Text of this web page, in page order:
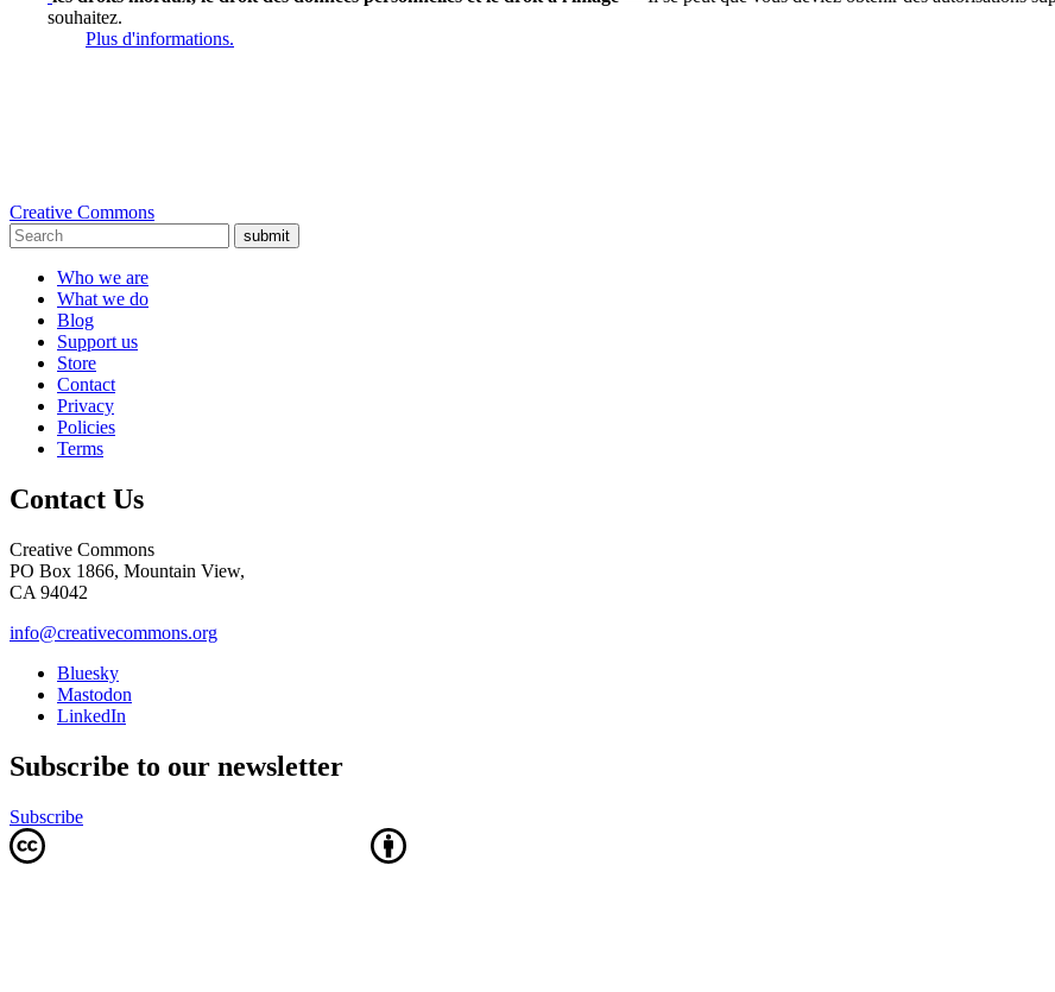
souhaitez.
Plus d'informations.
Creative Commons
submit
Who we are
What we do
Blog
Support us
Store
Contact
Privacy
Policies
Terms
Contact Us
Creative Commons
PO Box 1866, Mountain View,
CA 94042
info@creativecommons.org
Bluesky
Mastodon
LinkedIn
Subscribe to our newsletter
Subscribe